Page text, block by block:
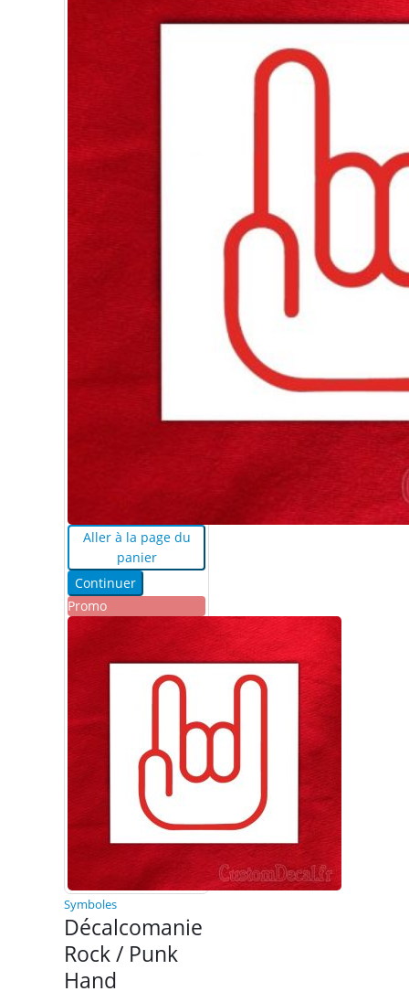
Aller à la page du
panier
Continuer
Promo
Symboles
Décalcomanie
Rock / Punk
Hand